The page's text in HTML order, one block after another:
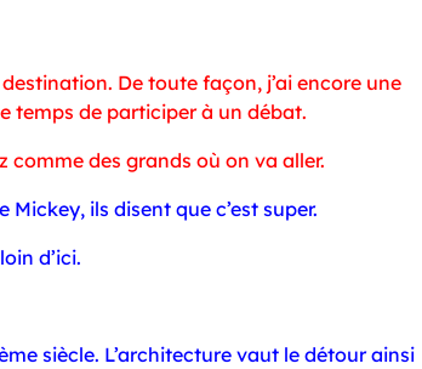
De toute façon, j’ai encore une
temps de participer à un débat.
comme des grands où on va aller.
ils disent que c’est super.
d’ici.
siècle. L’architecture vaut le détour ainsi